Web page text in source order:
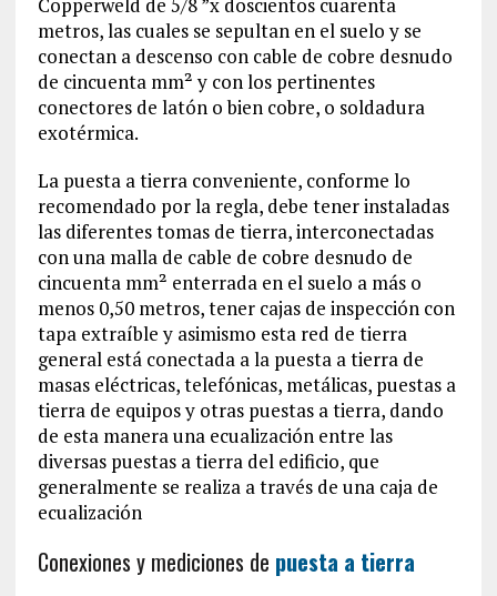
metros, las cuales se sepultan en el suelo y se
conectan a descenso con cable de cobre desnudo
de cincuenta mm² y con los pertinentes
conectores de latón o bien cobre, o soldadura
exotérmica.
La puesta a tierra conveniente, conforme lo
recomendado por la regla, debe tener instaladas
las diferentes tomas de tierra, interconectadas
con una malla de cable de cobre desnudo de
cincuenta mm² enterrada en el suelo a más o
menos 0,50 metros, tener cajas de inspección con
tapa extraíble y asimismo esta red de tierra
general está conectada a la puesta a tierra de
masas eléctricas, telefónicas, metálicas, puestas a
tierra de equipos y otras puestas a tierra, dando
de esta manera una ecualización entre las
diversas puestas a tierra del edificio, que
generalmente se realiza a través de una caja de
ecualización
Conexiones y mediciones de puesta a tierra